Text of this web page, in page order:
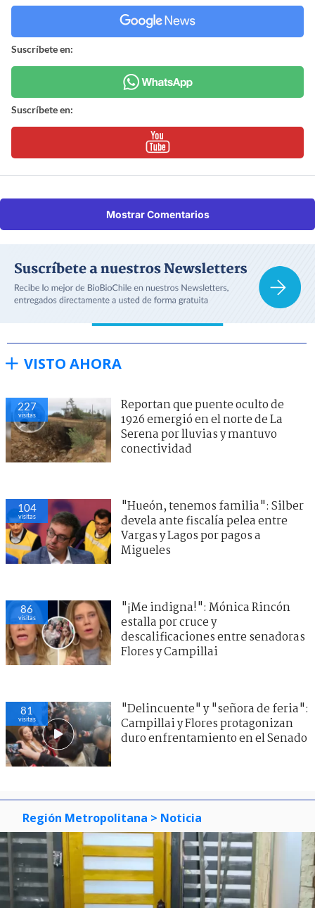
Suscríbete en:
Suscríbete en:
Mostrar Comentarios
VISTO AHORA
227
visitas
Reportan que puente oculto de
1926 emergió en el norte de La
Serena por lluvias y mantuvo
conectividad
104
visitas
"Hueón, tenemos familia": Silber
devela ante fiscalía pelea entre
Vargas y Lagos por pagos a
Migueles
86
visitas
"¡Me indigna!": Mónica Rincón
estalla por cruce y
descalificaciones entre senadoras
Flores y Campillai
81
visitas
"Delincuente" y "señora de feria":
Campillai y Flores protagonizan
duro enfrentamiento en el Senado
Región Metropolitana > Noticia